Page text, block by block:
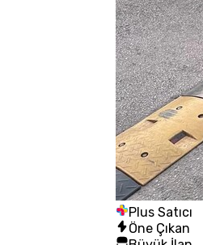
Plus Satıcı
Öne Çıkan